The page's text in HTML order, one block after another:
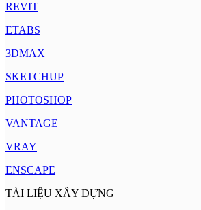
REVIT
ETABS
3DMAX
SKETCHUP
PHOTOSHOP
VANTAGE
VRAY
ENSCAPE
TÀI LIỆU XÂY DỰNG